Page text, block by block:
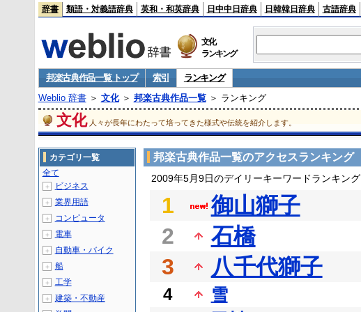
辞書 類語・対義語辞典 英和・和英辞典 日中中日辞典 日韓韓日辞典 古語辞典
文化
ランキング
邦楽古典作品一覧 トップ 索引
ランキング
Weblio 辞書＞ 文化＞ 邦楽古典作品一覧＞ ランキング
文化 人々が長年にわたって培ってきた様式や伝統を紹介します。
邦楽古典作品一覧のアクセスランキング
2009年5月9日のデイリーキーワードランキング
1
御山獅子
2
石橋
3
八千代獅子
4
雪
カテゴリ一覧
全て
＋ ビジネス
＋ 業界用語
＋ コンピュータ
＋ 電車
＋ 自動車・バイク
＋ 船
＋ 工学
＋ 建築・不動産